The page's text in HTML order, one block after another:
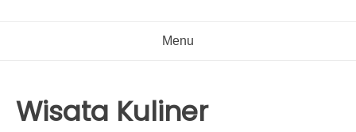
Menu
Wisata Kuliner